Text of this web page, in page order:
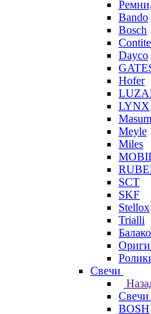
Bando
Bosch
Dayco
Hofer
LYNX
Meyle
Miles
SCT
SKF
Stellox
Trialli
Свечи
Свечи
BOSH